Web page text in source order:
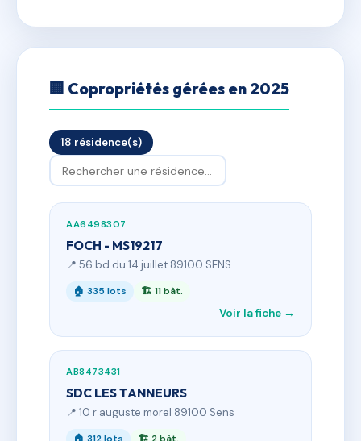
🏢 Copropriétés gérées en 2025
18 résidence(s)
AA6498307
FOCH - MS19217
📍 56 bd du 14 juillet 89100 SENS
🏠 335 lots 🏗 11 bât.
Voir la fiche →
AB8473431
SDC LES TANNEURS
📍 10 r auguste morel 89100 Sens